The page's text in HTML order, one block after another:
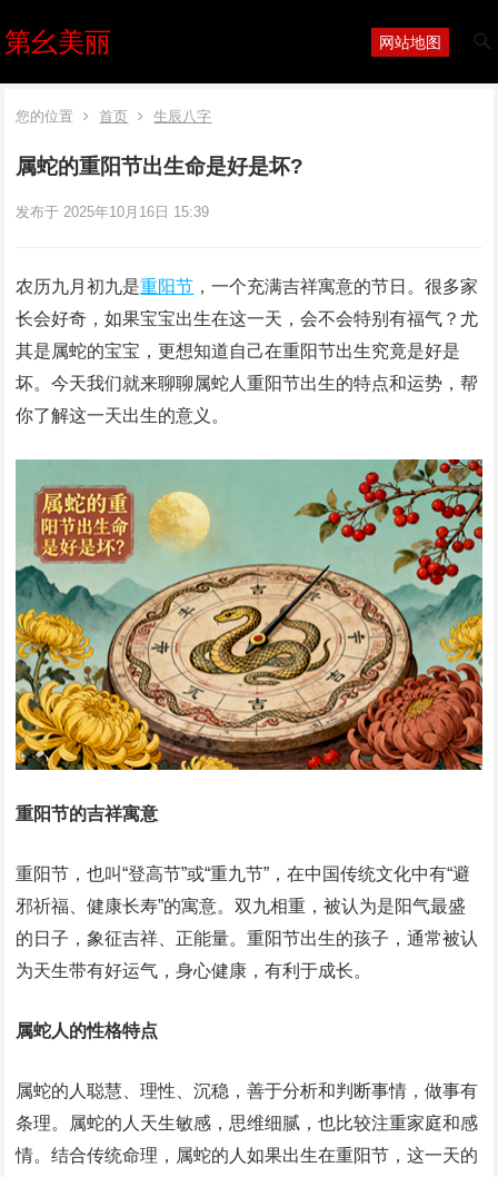
第幺美丽 网站地图
您的位置 首页 生辰八字
属蛇的重阳节出生命是好是坏?
发布于 2025年10月16日 15:39
农历九月初九是重阳节 ，一个充满吉祥寓意的节日。很多家
长会好奇，如果宝宝出生在这一天，会不会特别有福气？尤
其是属蛇的宝宝，更想知道自己在重阳节出生究竟是好是
坏。今天我们就来聊聊属蛇人重阳节出生的特点和运势，帮
你了解这一天出生的意义。
重阳节的吉祥寓意
重阳节，也叫“登高节”或“重九节”，在中国传统文化中有“避
邪祈福、健康长寿”的寓意。双九相重，被认为是阳气最盛
的日子，象征吉祥、正能量。重阳节出生的孩子，通常被认
为天生带有好运气，身心健康，有利于成长。
属蛇人的性格特点
属蛇的人聪慧、理性、沉稳，善于分析和判断事情，做事有
条理。属蛇的人天生敏感，思维细腻，也比较注重家庭和感
情。结合传统命理，属蛇的人如果出生在重阳节，这一天的